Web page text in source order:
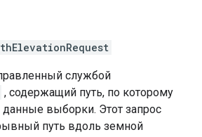
службой
, содержащий путь, по которому
выборки. Этот запрос
путь вдоль земной